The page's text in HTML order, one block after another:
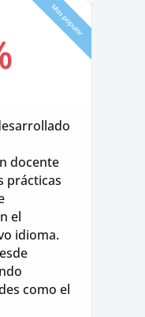
docente
prácticas
el
idioma.
como el